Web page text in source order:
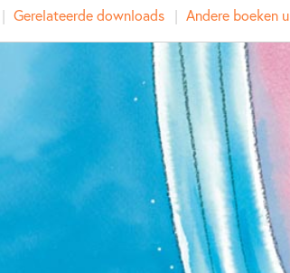
Uitgever:
Kenmerken
7 – 9 jaar
Familie &
Spanning
Hugo van
Gerelateerde downloads Andere boeken